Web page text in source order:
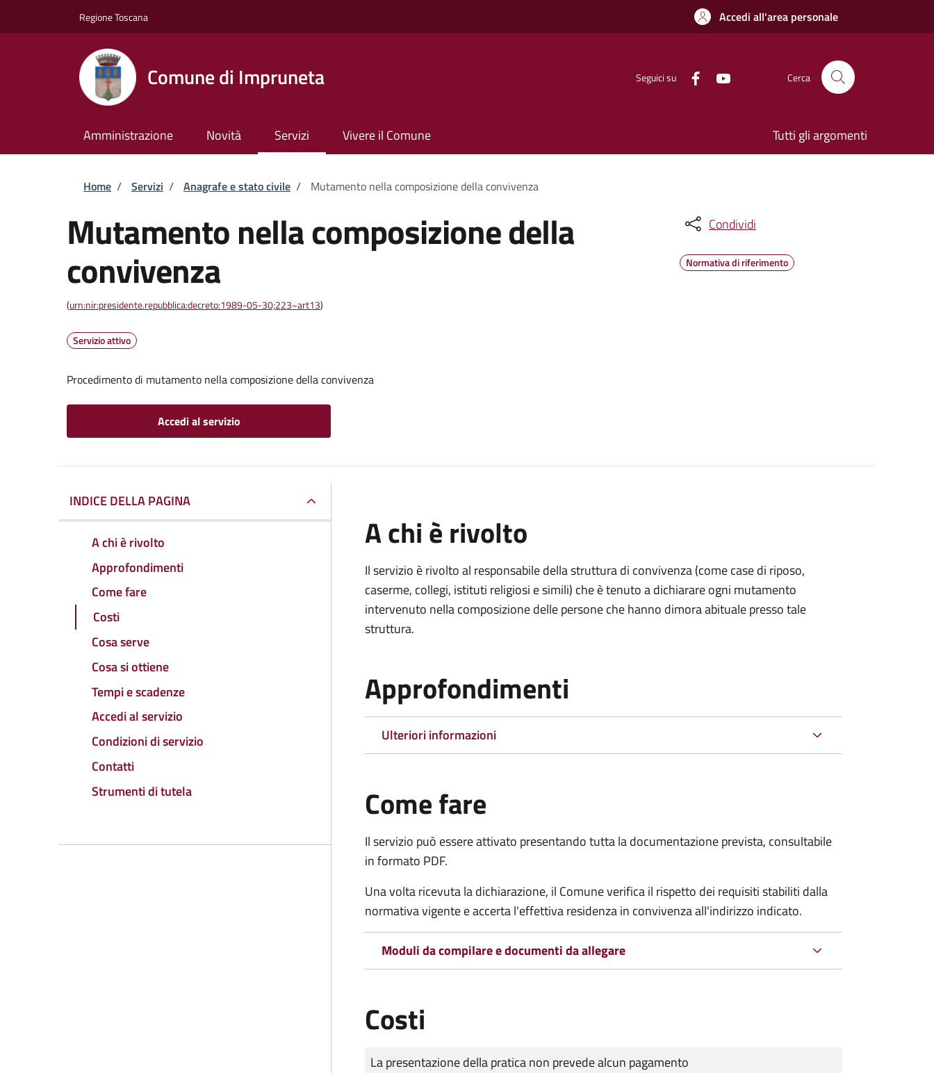
Regione Toscana Accedi all'area personale
Comune di Impruneta Seguici su Cerca
Amministrazione Novità Servizi Vivere il Comune Tutti gli argomenti
Briciole di pane
Home / Servizi / Anagrafe e stato civile / Mutamento nella composizione della convivenza
Mutamento nella composizione della
convivenza
(urn:nir:presidente.repubblica:decreto:1989-05-30;223~art13)
Servizio attivo
Procedimento di mutamento nella composizione della convivenza
Accedi al servizio
Condividi
Normativa di riferimento
INDICE DELLA PAGINA
A chi è rivolto
Approfondimenti
Come fare
Costi
Cosa serve
Cosa si ottiene
Tempi e scadenze
Accedi al servizio
Condizioni di servizio
Contatti
Strumenti di tutela
A chi è rivolto
Il servizio è rivolto al responsabile della struttura di convivenza (come case di riposo,
caserme, collegi, istituti religiosi e simili) che è tenuto a dichiarare ogni mutamento
intervenuto nella composizione delle persone che hanno dimora abituale presso tale
struttura.
Approfondimenti
Ulteriori informazioni
Come fare
Il servizio può essere attivato presentando tutta la documentazione prevista, consultabile
in formato PDF.
Una volta ricevuta la dichiarazione, il Comune verifica il rispetto dei requisiti stabiliti dalla
normativa vigente e accerta l'effettiva residenza in convivenza all'indirizzo indicato.
Moduli da compilare e documenti da allegare
Costi
Tipo di pagamento
Importo
La presentazione della pratica non prevede alcun pagamento